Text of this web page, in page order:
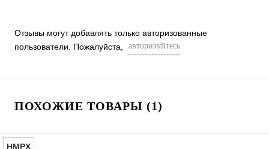
Отзывы могут добавлять только авторизованные
пользователи. Пожалуйста,
авторизуйтесь
ПОХОЖИЕ ТОВАРЫ (1)
HMPX